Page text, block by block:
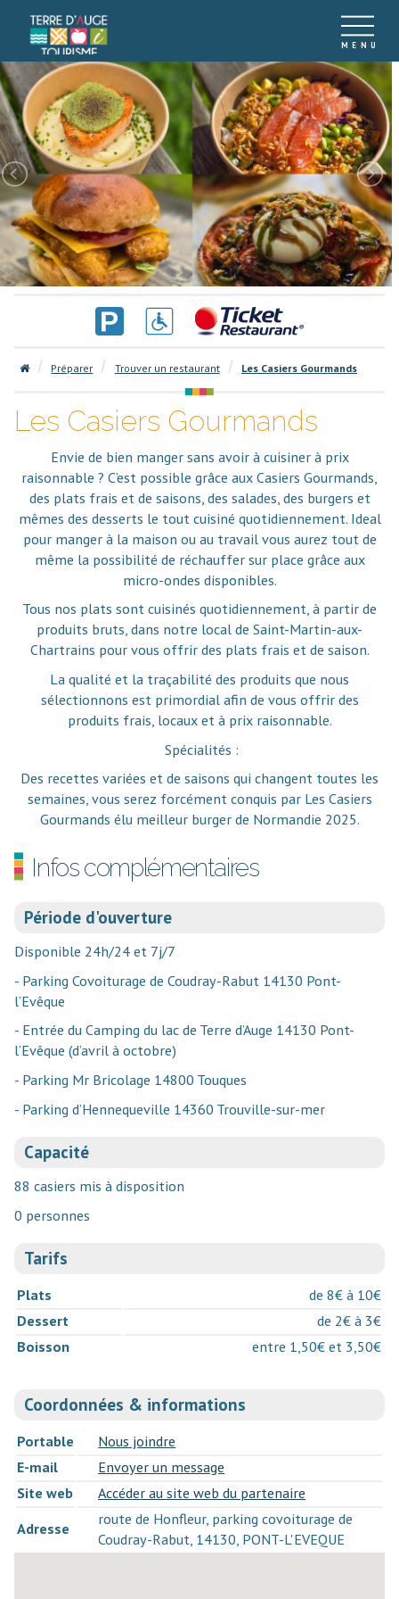
Préparer Trouver un restaurant Les Casiers Gourmands
Les Casiers Gourmands
Envie de bien manger sans avoir à cuisiner à prix
raisonnable ? C’est possible grâce aux Casiers Gourmands,
des plats frais et de saisons, des salades, des burgers et
mêmes des desserts le tout cuisiné quotidiennement. Ideal
pour manger à la maison ou au travail vous aurez tout de
même la possibilité de réchauffer sur place grâce aux
micro-ondes disponibles.
Tous nos plats sont cuisinés quotidiennement, à partir de
produits bruts, dans notre local de Saint-Martin-aux-
Chartrains pour vous offrir des plats frais et de saison.
La qualité et la traçabilité des produits que nous
sélectionnons est primordial afin de vous offrir des
produits frais, locaux et à prix raisonnable.
Spécialités :
Des recettes variées et de saisons qui changent toutes les
semaines, vous serez forcément conquis par Les Casiers
Gourmands élu meilleur burger de Normandie 2025.
Infos complémentaires
Période d'ouverture
Disponible 24h/24 et 7j/7
- Parking Covoiturage de Coudray-Rabut 14130 Pont-
l’Evêque
- Entrée du Camping du lac de Terre d’Auge 14130 Pont-
l’Evêque (d’avril à octobre)
- Parking Mr Bricolage 14800 Touques
- Parking d’Hennequeville 14360 Trouville-sur-mer
Capacité
88 casiers mis à disposition
0 personnes
Tarifs
Plats
de 8€ à 10€
Dessert
de 2€ à 3€
Boisson
entre 1,50€ et 3,50€
Coordonnées & informations
Portable
Nous joindre
E-mail
Envoyer un message
Site web
Accéder au site web du partenaire
Adresse
route de Honfleur, parking covoiturage de
Coudray-Rabut, 14130, PONT-L'EVEQUE